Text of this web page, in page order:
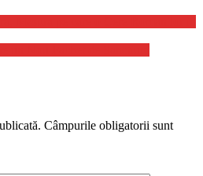
Câmpurile obligatorii sunt